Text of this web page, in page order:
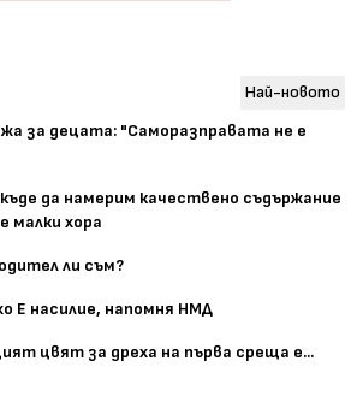
Най-новото
за децата: "Саморазправата не е
да намерим качествено съдържание
малки хора
ли съм?
Е насилие, напомня НМД
цвят за дреха на първа среща е...